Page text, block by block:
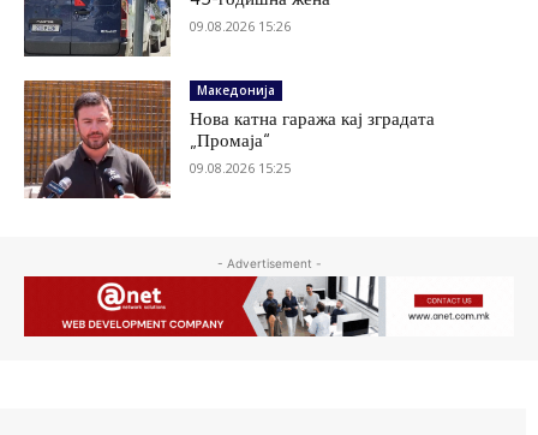
09.08.2026 15:26
Македонија
Нова катна гаража кај зградата
„Промаја“
09.08.2026 15:25
- Advertisement -